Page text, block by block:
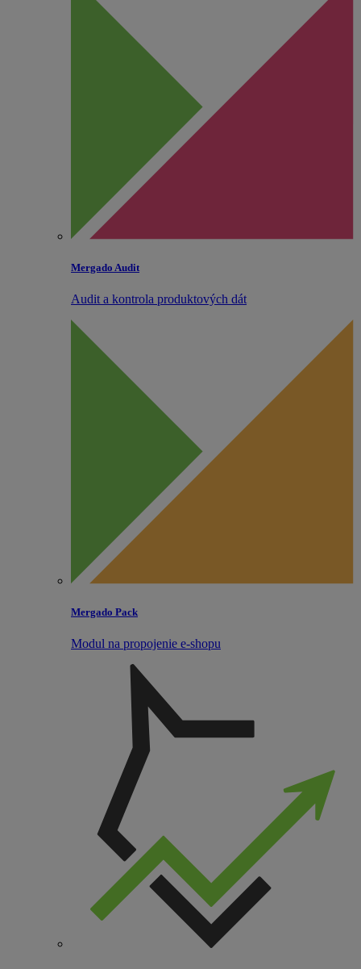
Mergado Audit
Audit a kontrola produktových dát
Mergado Pack
Modul na propojenie e‑shopu